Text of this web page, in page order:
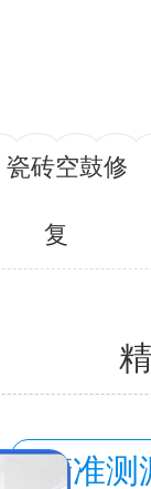
瓷砖空鼓修
复
精准